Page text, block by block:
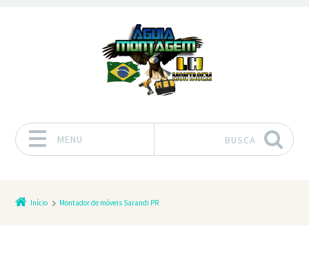
MENU BUSCA
Início Montador de móveis Sarandi PR